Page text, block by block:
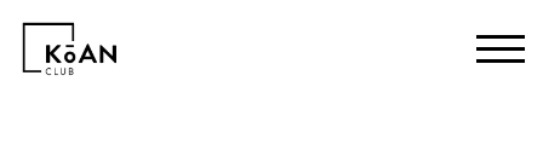
considerado un chakra vital. De su cuidado y balance dependen
nuestras relaciones con la familia, amigos y parejas.